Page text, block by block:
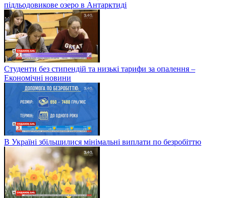
підльодовикове озеро в Антарктиді
Студенти без стипендій та низькі тарифи за опалення –
Економічні новини
В Україні збільшилися мінімальні виплати по безробіттю